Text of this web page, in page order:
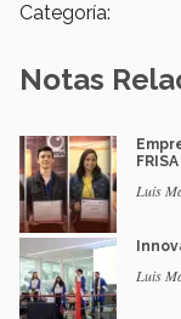
Categoría:
Notas
FRISA
Luis
Luis